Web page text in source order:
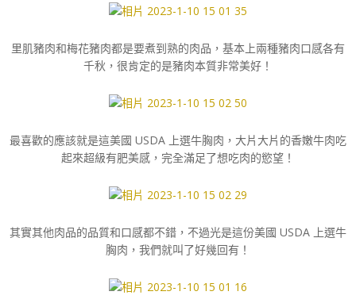
里肌豬肉和梅花豬肉都是要煮到熟的肉品，基本上兩種豬肉口感各有
千秋，很肯定的是豬肉本質非常美好！
最喜歡的應該就是這美國 USDA 上選牛胸肉，大片大片的香嫩牛肉吃
起來超級有肥美感，完全滿足了想吃肉的慾望！
其實其他肉品的品質和口感都不錯，不過光是這份美國 USDA 上選牛
胸肉，我們就叫了好幾回有！